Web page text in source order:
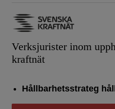
Verksjurister inom
kraftnät
Hållbarhetsstrateg